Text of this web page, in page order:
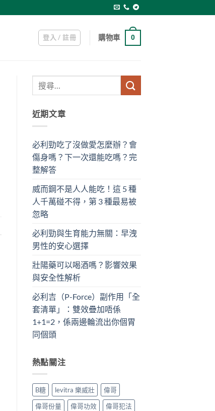
登入 / 註冊 購物車 0
近期文章
必利勁吃了沒做愛怎麼辦？會
傷身嗎？下一次還能吃嗎？完
整解答
威而鋼不是人人能吃！這 5 種
人千萬碰不得，第 3 種最易被
忽略
必利勁與生育能力無關：早洩
男性的安心選擇
壯陽藥可以喝酒嗎？影響效果
與安全性解析
必利吉（P-Force）副作用「全
套清單」：雙效疊加唔係
1+1=2，係兩邊輪流出你個胃
同個頭
熱點關注
B糖 levitra 樂威壯
偉哥
偉哥份量
偉哥功效
偉哥犯法